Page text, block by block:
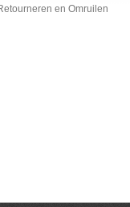
en Omruilen